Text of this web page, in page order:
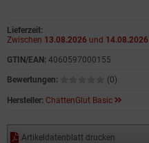
Lieferzeit:
Zwischen 13.08.2026 und 14.08.2026
GTIN/EAN: 4060597000155
Bewertungen: (0)
Hersteller: ChattenGlut Basic
Artikeldatenblatt drucken